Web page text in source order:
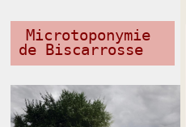
Microtoponymie
de Biscarrosse